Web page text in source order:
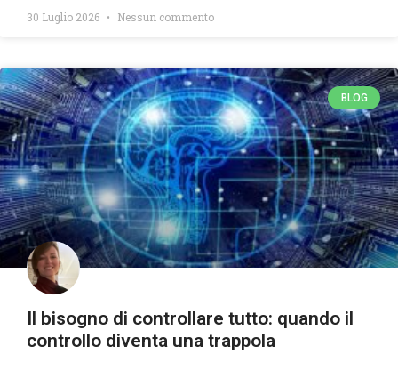
30 Luglio 2026 Nessun commento
BLOG
Il bisogno di controllare tutto: quando il
controllo diventa una trappola